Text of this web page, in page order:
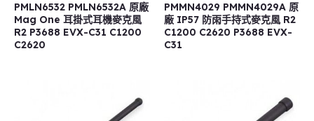
PMLN6532 PMLN6532A 原廠
Mag One 耳掛式耳機麥克風
R2 P3688 EVX-C31 C1200
C2620
PMMN4029 PMMN4029A 原
廠 IP57 防雨手持式麥克風 R2
C1200 C2620 P3688 EVX-
C31